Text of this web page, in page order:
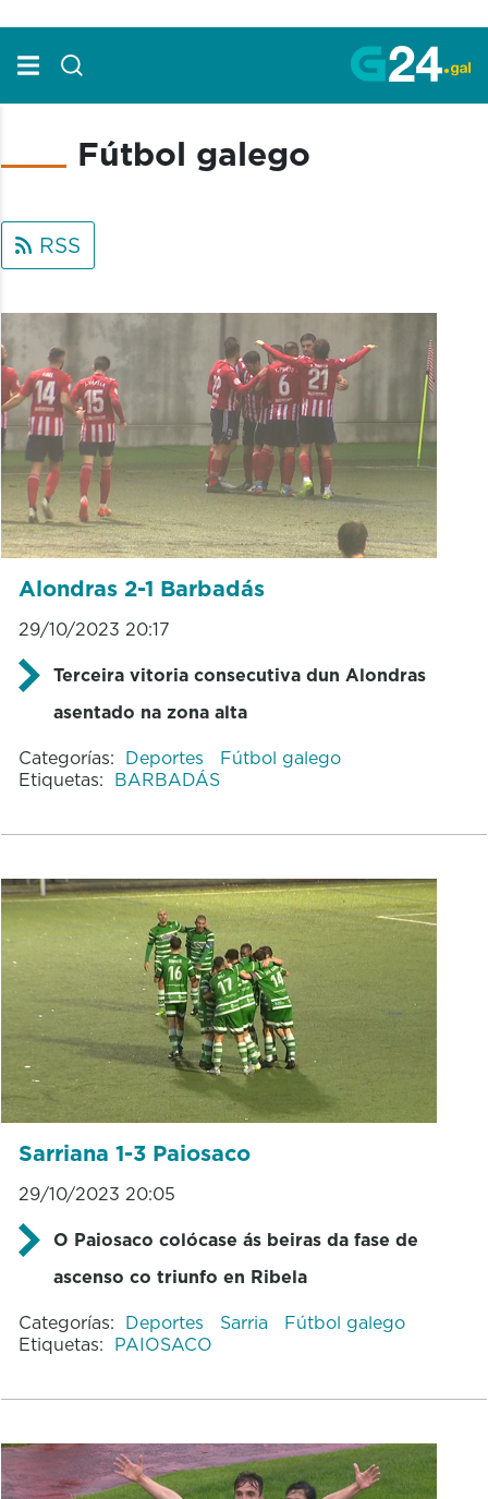
Fútbol galego
RSS
Alondras 2-1 Barbadás
29/10/2023 20:17
Terceira vitoria consecutiva dun Alondras
asentado na zona alta
Categorías: Deportes
Fútbol galego
Etiquetas: BARBADÁS
Sarriana 1-3 Paiosaco
29/10/2023 20:05
O Paiosaco colócase ás beiras da fase de
ascenso co triunfo en Ribela
Categorías: Deportes Sarria
Fútbol galego
Etiquetas: PAIOSACO